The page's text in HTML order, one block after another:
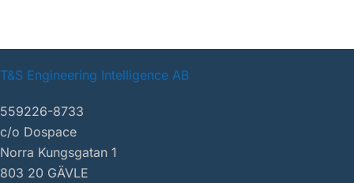
för
T&S Engineering Intelligence AB
559226-8733
c/o Dospace
Norra Kungsgatan 1
803 20 GÄVLE